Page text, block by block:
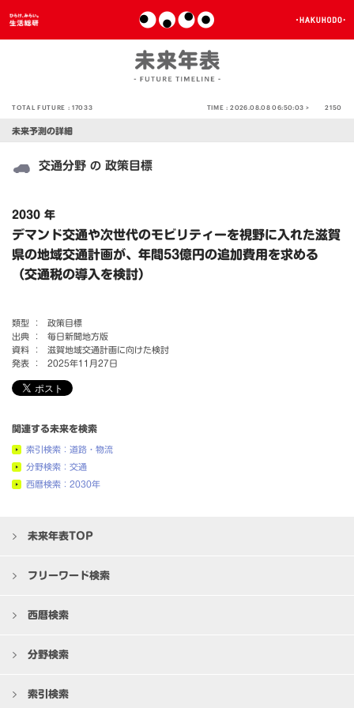
TOTAL FUTURE :17033 TIME :2026.08.08 06:50:03 > 2150
未来予測の詳細
交通分野 の 政策目標
2030 年
デマンド交通や次世代のモビリティーを視野に入れた滋賀
県の地域交通計画が、年間53億円の追加費用を求める
（交通税の導入を検討）
類型 ：
政策目標
出典 ：
毎日新聞地方版
資料 ：
滋賀地域交通計画に向けた検討
発表 ：
2025年11月27日
関連する未来を検索
索引検索：道路・物流
分野検索：交通
西暦検索：2030年
未来年表TOP
フリーワード検索
西暦検索
分野検索
索引検索